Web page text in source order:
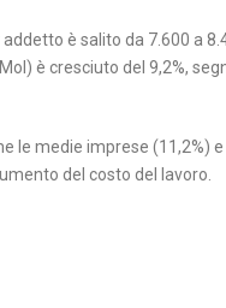
è salito da 7.600 a
è cresciuto del 9,2%,
le medie imprese (11,2%)
del costo del lavoro.